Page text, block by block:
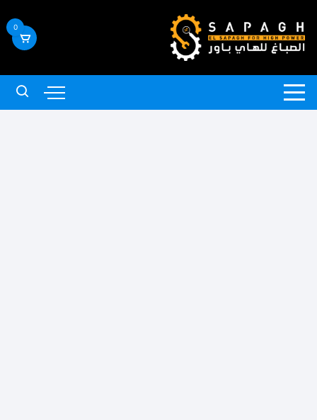
إلى
المحتوى
0